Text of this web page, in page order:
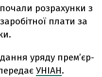
розрахунки з
плати за
уряду прем’єр-
УНІАН.